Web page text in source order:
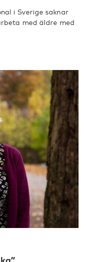
i Sverige saknar
med äldre med